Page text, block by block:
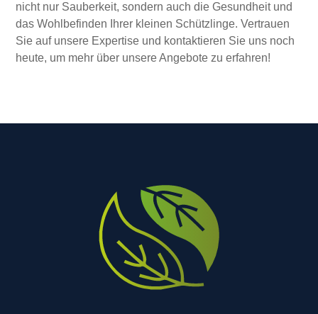
nicht nur Sauberkeit, sondern auch die Gesundheit und
das Wohlbefinden Ihrer kleinen Schützlinge. Vertrauen
Sie auf unsere Expertise und kontaktieren Sie uns noch
heute, um mehr über unsere Angebote zu erfahren!